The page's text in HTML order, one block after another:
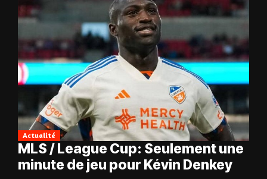
Actualité
MLS / League Cup: Seulement une
minute de jeu pour Kévin Denkey